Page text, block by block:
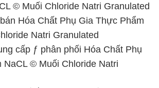
© Muối Chloride Natri Granulated
Hóa Chất Phụ Gia Thực Phẩm
Natri Granulated
cấp ƒ phân phối Hóa Chất Phụ
NaCL © Muối Chloride Natri